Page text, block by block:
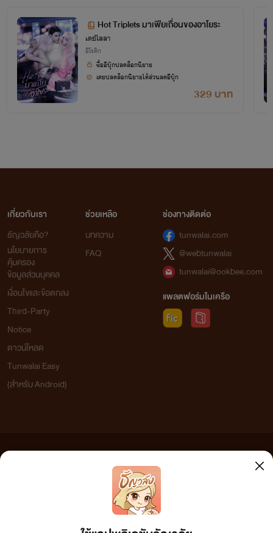
Hot Triplets มาเฟียเถื่อนของอาโยระ
เดย์ไลลา
อีโรติก
329 บาท
ซื้ออีบุ๊กปลดล็อกนิยาย
เคยปลดล็อกนิยายได้ส่วนลดอีบุ๊ก
เกี่ยวกับเรา
ธัญวลัยคือ?
นโยบายการ
คุ้มครอง
ข้อมูลส่วนบุคคล
เงื่อนไขและข้อตกลง
Third-Party
Notice
ดาวน์โหลด
Tunwalai Easy
(สำหรับ Android)
ช่วยเหลือ
บทความ
FAQ
ช่องทางติดต่อ
tunwalai.com
@webtunwalai
tunwalai@ookbee.com
แพลตฟอร์มในเครือ
เว็บไซต์แห่งนี้ไม่ได้เห็นด้วยและไม่ขอรับผิดชอบต่อข้อความใดๆ ทั้งสิ้น ดังนั้นผู้อ่านทุกท่านโปรดใช้
วิจารณญาณในการกลั่นกรองด้วยตนเอง และหากท่านพบข้อความใดๆ ที่ขัดต่อกฎหมายและศีลธรรม
กรุณาแจ้งมาที่ tunwalai@ookbee.com เพื่อทีมงานจะได้ดำเนินการในทันที ทั้งนี้ ทางเว็บไซต์ขอสงวน
ลิขสิทธิ์ตามพระราชบัญญัติลิขสิทธิ์ (ฉบับเพิ่มเติม) พ.ศ.2558